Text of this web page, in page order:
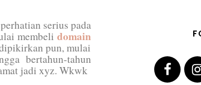
serius pada
membeli domain
pun, mulai
bertahun-tahun
jadi xyz. Wkwk